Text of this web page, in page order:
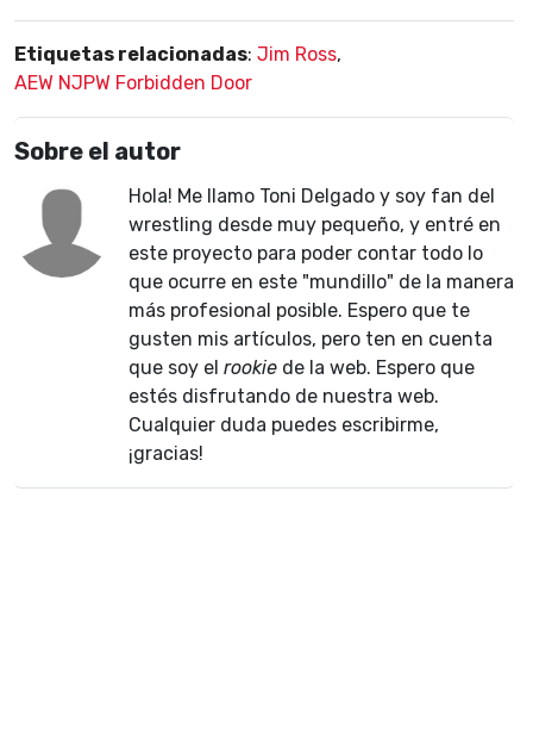
Etiquetas relacionadas: Jim Ross,
AEW NJPW Forbidden Door
Sobre el autor
Hola! Me llamo Toni Delgado y soy fan del
wrestling desde muy pequeño, y entré en
este proyecto para poder contar todo lo
que ocurre en este "mundillo" de la manera
más profesional posible. Espero que te
gusten mis artículos, pero ten en cuenta
que soy el rookie de la web. Espero que
estés disfrutando de nuestra web.
Cualquier duda puedes escribirme,
¡gracias!